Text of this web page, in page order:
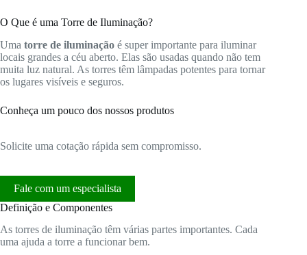
O Que é uma Torre de Iluminação?
Uma torre de iluminação é super importante para iluminar
locais grandes a céu aberto. Elas são usadas quando não tem
muita luz natural. As torres têm lâmpadas potentes para tornar
os lugares visíveis e seguros.
Conheça um pouco dos nossos produtos
Solicite uma cotação rápida sem compromisso.
Fale com um especialista
Definição e Componentes
As torres de iluminação têm várias partes importantes. Cada
uma ajuda a torre a funcionar bem.